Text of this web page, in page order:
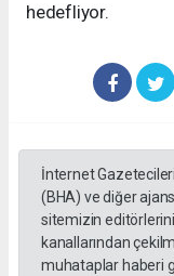
hedefliyor.
İnternet
(BHA) ve diğer
sitemizin
kanallarından
muhataplar haberi